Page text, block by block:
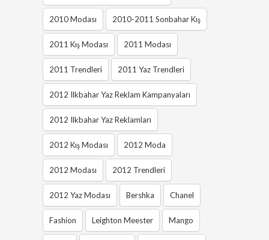
2010 Modası 2010-2011 Sonbahar Kış
2011 Kış Modası 2011 Modası
2011 Trendleri 2011 Yaz Trendleri
2012 Ilkbahar Yaz Reklam Kampanyaları
2012 Ilkbahar Yaz Reklamları
2012 Kış Modası 2012 Moda
2012 Modası 2012 Trendleri
2012 Yaz Modası Bershka Chanel
Fashion Leighton Meester Mango